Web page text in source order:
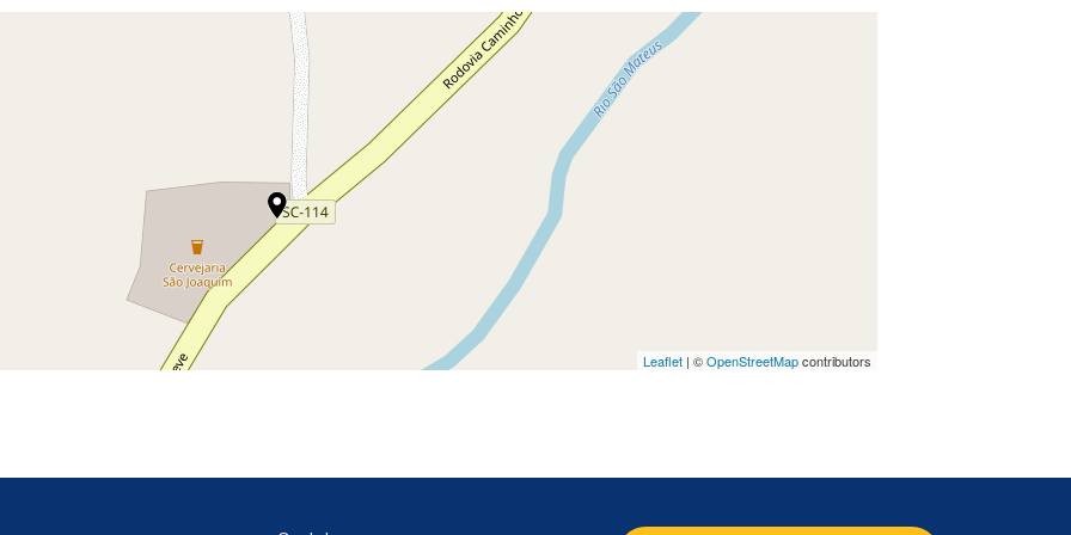
Leaflet | ©OpenStreetMapcontributors